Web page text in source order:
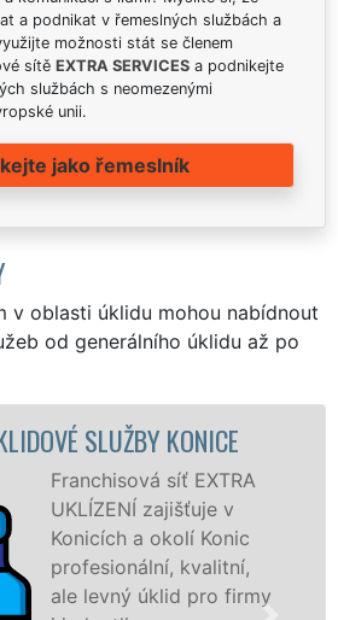
a podnikat v řemeslných službách a
možnosti stát se členem
sítě EXTRA SERVICES a podnikejte
službách s neomezenými
unii.
jako řemeslník
v oblasti úklidu mohou nabídnout
od generálního úklidu až po
ÚKLIDOVÁ